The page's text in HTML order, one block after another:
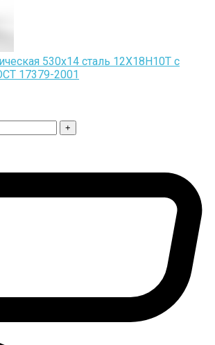
530х14 сталь 12Х18Н10Т с
17379-2001
+